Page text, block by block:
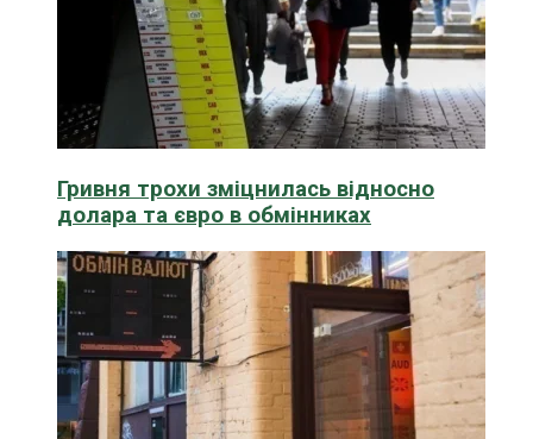
Гривня трохи зміцнилась відносно
долара та євро в обмінниках